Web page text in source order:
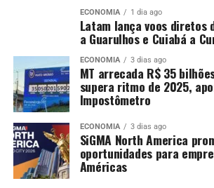
“Mato Grosso tem papel estratégico na
brasileira, não apenas pelo volume
produtiva. O crescimento registrado
demonstra a força do setor e reforça a
Estado para o abastecimento dos
externo”, afirmou.
Comentários
ECONOMIA 1 dia ago
Latam lança voos diretos
a Guarulhos e Cuiabá a
ECONOMIA 3 dias ago
MT arrecada R$ 35
supera ritmo de 2025,
Impostômetro
ECONOMIA 3 dias ago
SiGMA North America
oportunidades para
Américas